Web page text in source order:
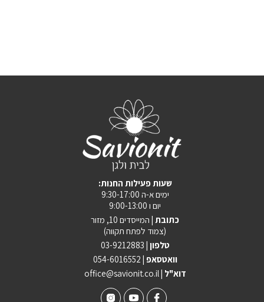
:שעות פעילות החנות
ימים א-ה 9:30-17:00
יום ו 9:00-13:00
כתובת | המייסדים 10, מזור
(צמוד לפתח תקווה)
טלפון | 03-9212883
וואטסאפ | 054-6016552
office@savionit.co.il | דוא"ל